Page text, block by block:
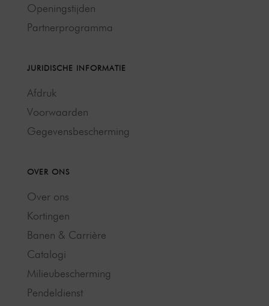
Openingstijden
Partnerprogramma
JURIDISCHE INFORMATIE
Afdruk
Voorwaarden
Gegevensbescherming
OVER ONS
Over ons
Kortingen
Banen & Carrière
Catalogi
Milieubescherming
Pendeldienst